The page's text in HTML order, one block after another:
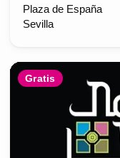
Plaza de España
Sevilla
Gratis